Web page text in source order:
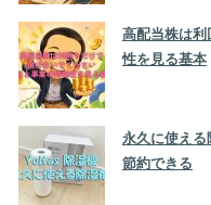
高配当株は利
性を見る基本
永久に使え
節約できる